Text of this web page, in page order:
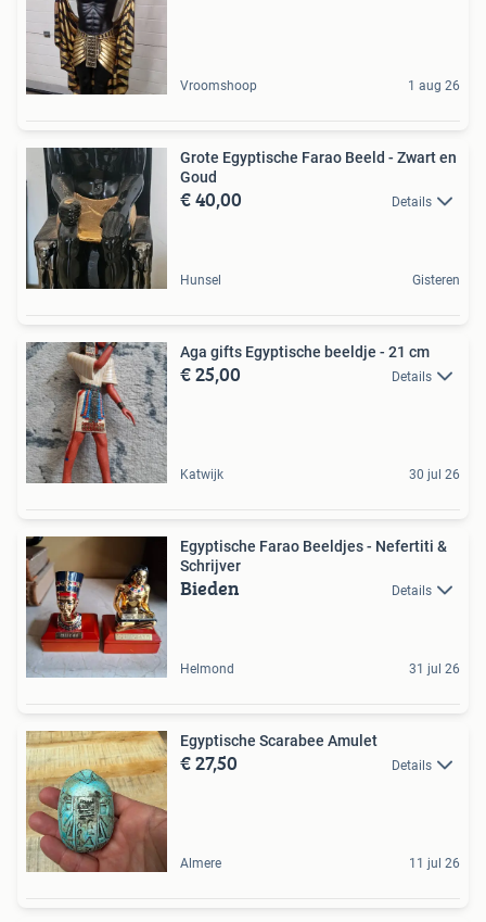
Vroomshoop 1 aug 26
Grote Egyptische Farao Beeld - Zwart en
Goud
€ 40,00 Details
Hunsel Gisteren
Aga gifts Egyptische beeldje - 21 cm
€ 25,00 Details
Katwijk 30 jul 26
Egyptische Farao Beeldjes - Nefertiti &
Schrijver
Bieden Details
Helmond 31 jul 26
Egyptische Scarabee Amulet
€ 27,50 Details
Almere 11 jul 26